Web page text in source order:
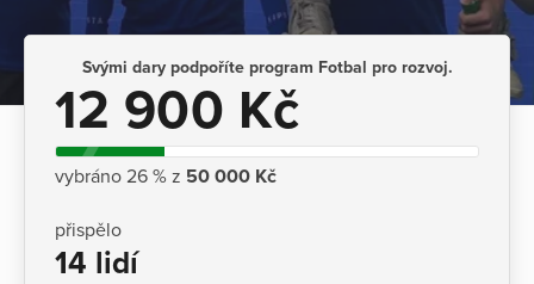
Svými dary podpoříte program Fotbal pro rozvoj.
12 900 Kč
vybráno 26 % z 50 000 Kč
přispělo
14 lidí